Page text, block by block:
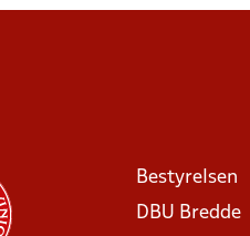
Bestyrelsen
DBU Bredde